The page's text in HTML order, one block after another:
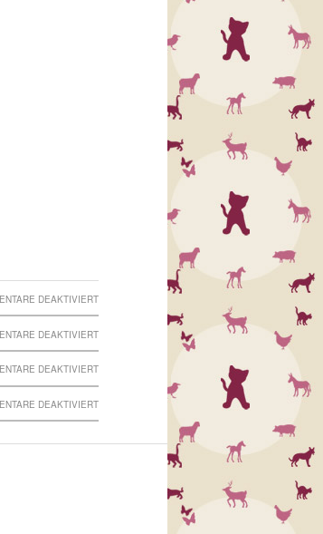
DEAKTIVIERTFÜR
BALL
DEAKTIVIERTFÜR
DEAKTIVIERTFÜR
A
CAT,
DEAKTIVIERTFÜR